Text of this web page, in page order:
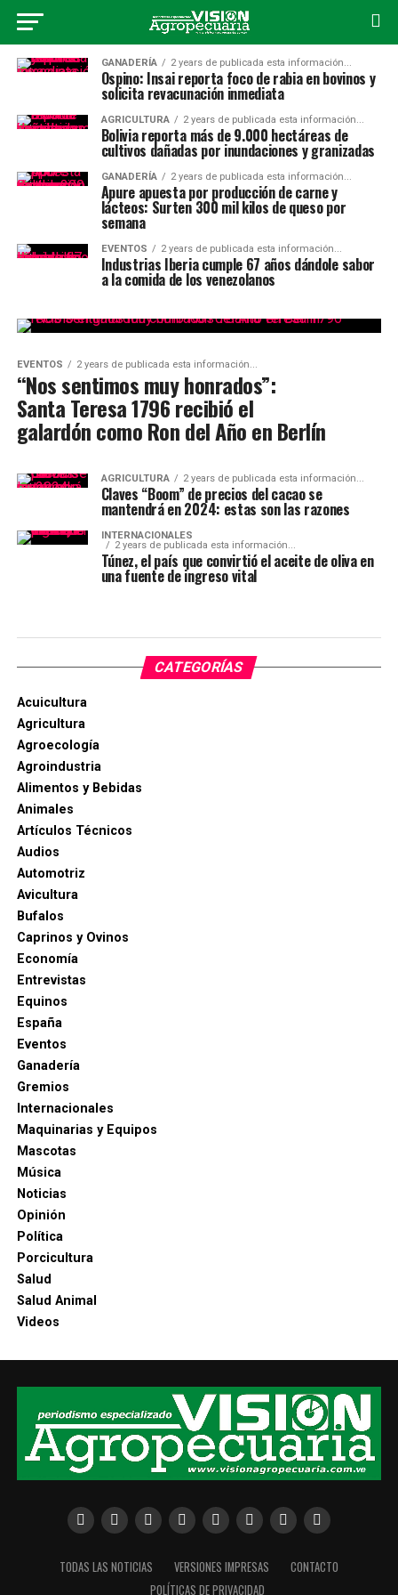
GANADERÍA 2 years de publicada esta información...
Ospino: Insai reporta foco de rabia en bovinos y
solicita revacunación inmediata
AGRICULTURA 2 years de publicada esta información...
Bolivia reporta más de 9.000 hectáreas de
cultivos dañadas por inundaciones y granizadas
GANADERÍA 2 years de publicada esta información...
Apure apuesta por producción de carne y
lácteos: Surten 300 mil kilos de queso por
semana
EVENTOS 2 years de publicada esta información...
Industrias Iberia cumple 67 años dándole sabor
a la comida de los venezolanos
EVENTOS 2 years de publicada esta información...
“Nos sentimos muy honrados”:
Santa Teresa 1796 recibió el
galardón como Ron del Año en Berlín
AGRICULTURA 2 years de publicada esta información...
Claves “Boom” de precios del cacao se
mantendrá en 2024: estas son las razones
INTERNACIONALES
2 years de publicada esta información...
Túnez, el país que convirtió el aceite de oliva en
una fuente de ingreso vital
CATEGORÍAS
Acuicultura
Agricultura
Agroecología
Agroindustria
Alimentos y Bebidas
Animales
Artículos Técnicos
Audios
Automotriz
Avicultura
Bufalos
Caprinos y Ovinos
Economía
Entrevistas
Equinos
España
Eventos
Ganadería
Gremios
Internacionales
Maquinarias y Equipos
Mascotas
Música
Noticias
Opinión
Política
Porcicultura
Salud
Salud Animal
Videos
TODAS LAS NOTICIAS VERSIONES IMPRESAS
CONTACTO
POLÍTICAS DE PRIVACIDAD